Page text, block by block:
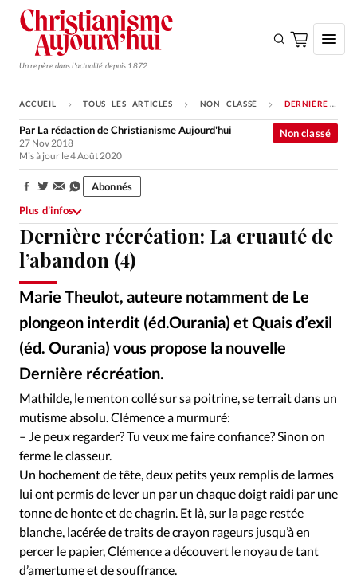
Un repère dans l'actualité depuis 1872
S'ABONNER
Monde
Opinions
Tous les articles
Faire un don
Emploi
Se connecter
Édition: Internationale
RUBRIQUES
Tous les articles
Actualité chrétienne
Actualité internationale
Dossier
Eglises Foi Génération réveil
Monde
Opinions
Publireportage
Relations Aujourd'hui
Société
Tour du monde des Eglises
Trait d'Ixène
Vécu
Vie Intérieure
ACCUEIL TOUS LES ARTICLES NON CLASSÉ DERNIÈRE RÉCRÉATION: LA CRUAUTÉ DE L’ABANDON (4)
Dernière récréation: La cruauté de
l’abandon (4)
Marie Theulot, auteure notamment de Le
plongeon interdit (éd.Ourania) et Quais d’exil
(éd. Ourania) vous propose la nouvelle
Dernière récréation.
Non classé
Par La rédaction de Christianisme Aujourd'hui
27 Nov 2018
Mis à jour le 4 Août 2020
Partager:
Abonnés
Plus d’infos
Mathilde, le menton collé sur sa poitrine, se terrait dans un
mutisme absolu. Clémence a murmuré:
– Je peux regarder? Tu veux me faire confiance? Sinon on
ferme le classeur.
Un hochement de tête, deux petits yeux remplis de larmes
lui ont permis de lever un par un chaque doigt raidi par une
tonne de honte et de chagrin. Et là, sur la page restée
blanche, lacérée de traits de crayon rageurs jusqu’à en
percer le papier, Clémence a découvert le noyau de tant
d’amertume et de souffrance.